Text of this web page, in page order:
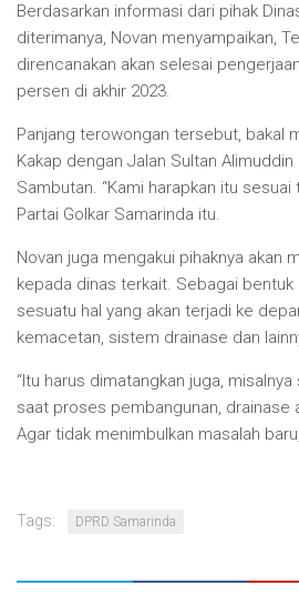
Berdasarkan informasi dari pihak
diterimanya, Novan menyampaikan,
direncanakan akan selesai
persen di akhir 2023.
Panjang terowongan tersebut, bakal
Kakap dengan Jalan Sultan
Sambutan. “Kami harapkan itu sesuai
Partai Golkar Samarinda itu.
Novan juga mengakui pihaknya akan
kepada dinas terkait. Sebagai
sesuatu hal yang akan terjadi ke
kemacetan, sistem drainase dan
“Itu harus dimatangkan juga,
saat proses pembangunan, drainase
Agar tidak menimbulkan masalah
Tags: DPRD Samarinda